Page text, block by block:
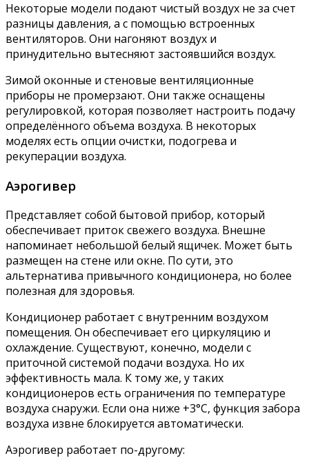
Некоторые модели подают чистый воздух не за счет
разницы давления, а с помощью встроенных
вентиляторов. Они нагоняют воздух и
принудительно вытесняют застоявшийся воздух.
Зимой оконные и стеновые вентиляционные
приборы не промерзают. Они также оснащены
регулировкой, которая позволяет настроить подачу
определённого объема воздуха. В некоторых
моделях есть опции очистки, подогрева и
рекуперации воздуха.
Аэрогивер
Представляет собой бытовой прибор, который
обеспечивает приток свежего воздуха. Внешне
напоминает небольшой белый ящичек. Может быть
размещен на стене или окне. По сути, это
альтернатива привычного кондиционера, но более
полезная для здоровья.
Кондиционер работает с внутренним воздухом
помещения. Он обеспечивает его циркуляцию и
охлаждение. Существуют, конечно, модели с
приточной системой подачи воздуха. Но их
эффективность мала. К тому же, у таких
кондиционеров есть ограничения по температуре
воздуха снаружи. Если она ниже +3°С, функция забора
воздуха извне блокируется автоматически.
Аэрогивер работает по-другому: